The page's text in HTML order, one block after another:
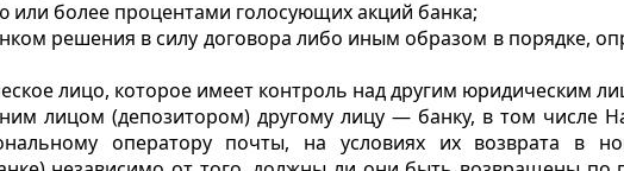
или более процентами голосующих акций банка;
решения в силу договора либо иным образом в порядке,
лицо, которое имеет контроль над другим юридическим
лицом (депозитором) другому лицу — банку, в том числе
оператору почты, на условиях их возврата в